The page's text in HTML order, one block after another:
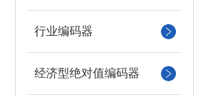
行业编码器
经济型绝对值编码器